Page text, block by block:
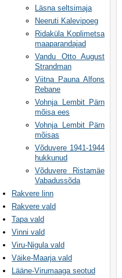
Läsna seltsimaja
Neeruti Kalevipoeg
Ridaküla Koplimetsa
maaparandajad
Vandu Otto August
Strandman
Viitna Pauna Alfons
Rebane
Vohnja Lembit Pärn
mõisa ees
Vohnja Lembit Pärn
mõisas
Võduvere 1941-1944
hukkunud
Võduvere Ristamäe
Vabadussõda
Rakvere linn
Rakvere vald
Tapa vald
Vinni vald
Viru-Nigula vald
Väike-Maarja vald
Lääne-Virumaaga seotud